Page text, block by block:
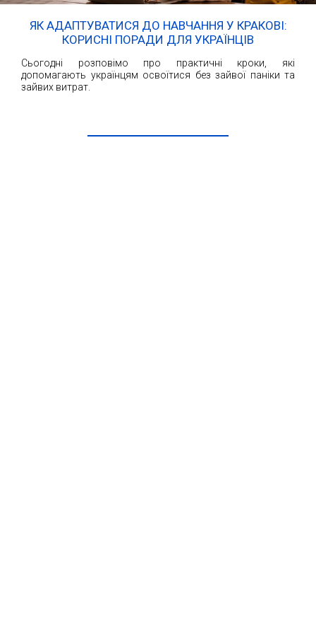
ЯК АДАПТУВАТИСЯ ДО НАВЧАННЯ У КРАКОВІ:
КОРИСНІ ПОРАДИ ДЛЯ УКРАЇНЦІВ
Сьогодні розповімо про практичні кроки, які
допомагають українцям освоїтися без зайвої паніки та
зайвих витрат.